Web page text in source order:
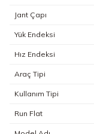
Jant Çapı
Yük Endeksi
Hız Endeksi
Araç Tipi
Kullanım Tipi
Run Flat